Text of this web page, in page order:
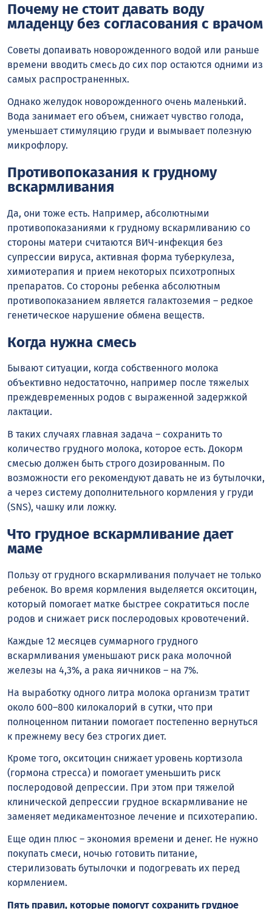
Почему не стоит давать воду
младенцу без согласования с врачом
Советы допаивать новорожденного водой или раньше
времени вводить смесь до сих пор остаются одними из
самых распространенных.
Однако желудок новорожденного очень маленький.
Вода занимает его объем, снижает чувство голода,
уменьшает стимуляцию груди и вымывает полезную
микрофлору.
Противопоказания к грудному
вскармливания
Да, они тоже есть. Например, абсолютными
противопоказаниями к грудному вскармливанию со
стороны матери считаются ВИЧ-инфекция без
супрессии вируса, активная форма туберкулеза,
химиотерапия и прием некоторых психотропных
препаратов. Со стороны ребенка абсолютным
противопоказанием является галактоземия – редкое
генетическое нарушение обмена веществ.
Когда нужна смесь
Бывают ситуации, когда собственного молока
объективно недостаточно, например после тяжелых
преждевременных родов с выраженной задержкой
лактации.
В таких случаях главная задача – сохранить то
количество грудного молока, которое есть. Докорм
смесью должен быть строго дозированным. По
возможности его рекомендуют давать не из бутылочки,
а через систему дополнительного кормления у груди
(SNS), чашку или ложку.
Что грудное вскармливание дает
маме
Пользу от грудного вскармливания получает не только
ребенок. Во время кормления выделяется окситоцин,
который помогает матке быстрее сократиться после
родов и снижает риск послеродовых кровотечений.
Каждые 12 месяцев суммарного грудного
вскармливания уменьшают риск рака молочной
железы на 4,3%, а рака яичников – на 7%.
На выработку одного литра молока организм тратит
около 600–800 килокалорий в сутки, что при
полноценном питании помогает постепенно вернуться
к прежнему весу без строгих диет.
Кроме того, окситоцин снижает уровень кортизола
(гормона стресса) и помогает уменьшить риск
послеродовой депрессии. При этом при тяжелой
клинической депрессии грудное вскармливание не
заменяет медикаментозное лечение и психотерапию.
Еще один плюс – экономия времени и денег. Не нужно
покупать смеси, ночью готовить питание,
стерилизовать бутылочки и подогревать их перед
кормлением.
Пять правил, которые помогут сохранить грудное